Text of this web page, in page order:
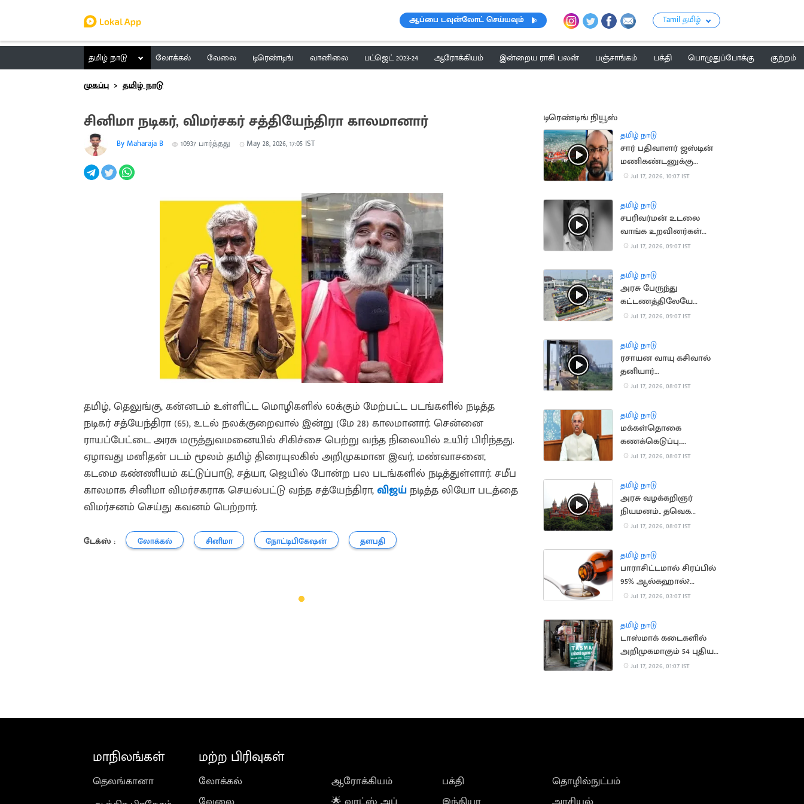
ஆப்பை டவுன்லோட் செய்யவும் Tamil தமிழ்
தமிழ் நாடு லோக்கல் வேலை டிரெண்டிங் வானிலை பட்ஜெட் 2023-24 ஆரோக்கியம் இன்றைய ராசி பலன் பஞ்சாங்கம் பக்தி பொழுதுப்போக்கு
குற்றம்
முகப்பு
தமிழ் நாடு
சினிமா நடிகர், விமர்சகர் சத்தியேந்திரா காலமானார்
By Maharaja B 10937 பார்த்தது May 28, 2026, 17:05 IST
தமிழ், தெலுங்கு, கன்னடம் உள்ளிட்ட மொழிகளில் 60க்கும் மேற்பட்ட படங்களில் நடித்த
நடிகர் சத்யேந்திரா (65), உடல் நலக்குறைவால் இன்று (மே 28) காலமானார். சென்னை
ராயப்பேட்டை அரசு மருத்துவமனையில் சிகிச்சை பெற்று வந்த நிலையில் உயிர் பிரிந்தது.
ஏழாவது மனிதன் படம் மூலம் தமிழ் திரையுலகில் அறிமுகமான இவர், மண்வாசனை,
கடமை கண்ணியம் கட்டுப்பாடு, சத்யா, ஜெயில் போன்ற பல படங்களில் நடித்துள்ளார். சமீப
காலமாக சினிமா விமர்சகராக செயல்பட்டு வந்த சத்யேந்திரா,விஜய்நடித்த லியோ படத்தை
விமர்சனம் செய்து கவனம் பெற்றார்.
டேக்ஸ் : லோக்கல் சினிமா நோட்டிபிகேஷன் தளபதி
டிரெண்டிங் நியூஸ்
தமிழ் நாடு
சார் பதிவாளர் ஜஸ்டின்
மணிகண்டனுக்கு
நிபந்தனையுடன்
Jul 17, 2026, 10:07 IST
தமிழ் நாடு
சபரிவர்மன் உடலை
வாங்க உறவினர்கள்
ஒப்புதல்
Jul 17, 2026, 09:07 IST
தமிழ் நாடு
அரசு பேருந்து
கட்டணத்திலேயே
ஆம்னி பேருந்துகள்
Jul 17, 2026, 09:07 IST
தமிழ் நாடு
ரசாயன வாயு கசிவால்
தனியார்
தொழிற்சாலையில் தீ
Jul 17, 2026, 08:07 IST
தமிழ் நாடு
மக்கள்தொகை
கணக்கெடுப்பு..
மக்களுக்கு ஆளுநர்
Jul 17, 2026, 08:07 IST
தமிழ் நாடு
அரசு வழக்கறிஞர்
நியமனம்.. தவெக
அரசுக்கு சாதகமாக
Jul 17, 2026, 08:07 IST
தமிழ் நாடு
பாராசிட்டமால் சிரப்பில்
95% ஆல்கஹால்?
வதந்திக்கு முற்றுப்புள்ளி
Jul 17, 2026, 03:07 IST
தமிழ் நாடு
டாஸ்மாக் கடைகளில்
அறிமுகமாகும் 54 புதிய
பிராண்ட் மது வகைகள்
Jul 17, 2026, 01:07 IST
மாநிலங்கள்
தெலங்கானா
மற்ற பிரிவுகள்
லோக்கல்
ஆரோக்கியம்
பக்தி
தொழில்நுட்பம்